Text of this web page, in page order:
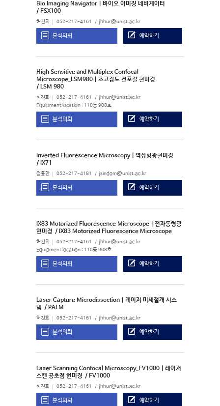
Bio Imaging Navigator | 바이오 이미징 네비게이터
/ FSX100
허진회 052-217-4161 jhhur@unist.ac.kr
분석의뢰 예약하기
High Sensitive and Multiplex Confocal
Microscope_LSM980 | 초고감도 컨포컬 현미경
/ LSM 980
허진회 052-217-4161 jhhur@unist.ac.kr
Equipment location : 110동 908호
분석의뢰 예약하기
Inverted Fluorescence Microscopy | 역상형광현미경
/ IX71
정홍찬 052-217-4181 jsindom@unist.ac.kr
분석의뢰 예약하기
IX83 Motorized Fluorescence Microscope | 전자동형광
현미경 / IX83 Motorized Fluorescence Microscope
허진회 052-217-4161 jhhur@unist.ac.kr
Equipment location : 110동 908호
분석의뢰 예약하기
Laser Capture Microdissection | 레이저 미세절개 시스
템 / PALM
허진회 052-217-4161 jhhur@unist.ac.kr
분석의뢰 예약하기
Laser Scanning Confocal Microscopy_FV1000 | 레이저
스캔 공초점 현미경 / FV1000
허진회 052-217-4161 jhhur@unist.ac.kr
분석의뢰 예약하기